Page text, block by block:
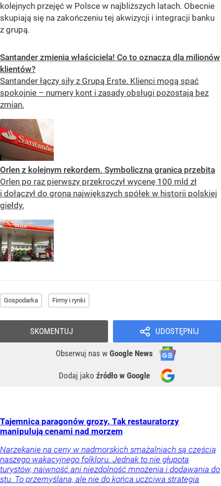
kolejnych przejęć w Polsce w najbliższych latach. Obecnie
skupiają się na zakończeniu tej akwizycji i integracji banku
z grupą.
Santander zmienia właściciela! Co to oznacza dla milionów
klientów?
Santander łączy siły z Grupą Erste. Klienci mogą spać
spokojnie – numery kont i zasady obsługi pozostają bez
zmian.
Orlen z kolejnym rekordem. Symboliczna granica przebita
Orlen po raz pierwszy przekroczył wycenę 100 mld zł
i dołączył do grona największych spółek w historii polskiej
giełdy.
Gospodarka Firmy i rynki
UDOSTĘPNIJ
Obserwuj nas w Google News
Dodaj jako źródło w Google
SKOMENTUJ
Tajemnica paragonów grozy. Tak restauratorzy
manipulują cenami nad morzem
Narzekanie na ceny w nadmorskich smażalniach są częścią
naszego wakacyjnego folkloru. Jednak to nie głupota
turystów, naiwność ani niezdolność mnożenia i dodawania do
stu. To przemyślana, ale nie do końca uczciwa strategia